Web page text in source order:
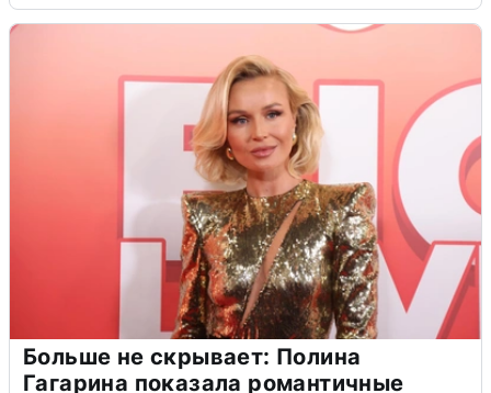
Больше не скрывает: Полина
Гагарина показала романтичные